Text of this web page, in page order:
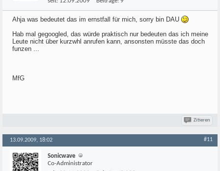
Ahja was bedeutet das im ernstfall für mich, sorry bin DAU
Hab mal gegoogled, das würde praktisch nur bedeuten das ich meine
Leute nicht über kurzwhl anrufen kann, ansonsten müsste das doch
funzen ...
MfG
Zitieren
13.09.2009, 18:02 #11
Sonicwave
Co-Administrator